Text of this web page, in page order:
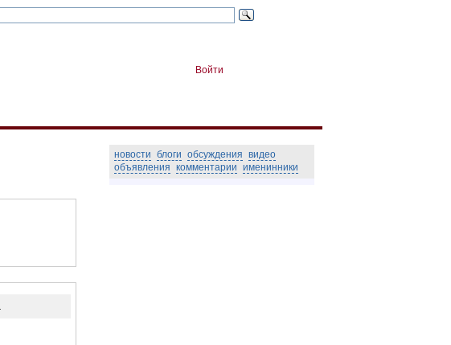
Войти
новости блоги обсуждения видео
объявления комментарии именинники